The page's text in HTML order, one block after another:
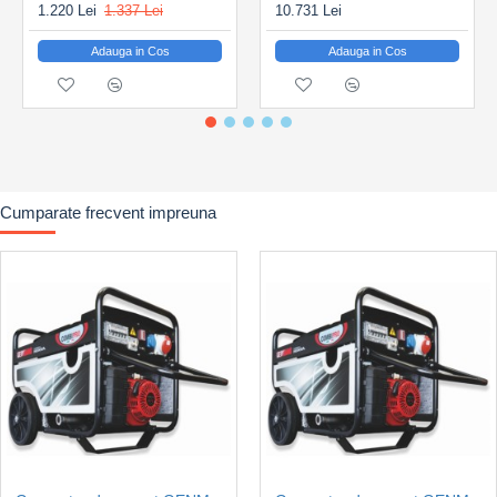
functionare. Carcasa este robusta, sasiul este vopsit cu
pulbere epoxidica pentru o rezistenta sporita la coroziune,
iar rotile cu diametru mare si suport dublu asigura
transportul fara efort chiar si pe teren accidentat.
- indicator nivel combustibil;
- filtru de combustibil
- izolatie electrica de clasa H pentru durabilitate si
siguranta ridicata;
Aceste detalii tehnice sporesc siguranta in exploatare si
contribuie la durabilitatea pe termen lung a generatorului.
Datorita puterii si stabilitatii de iesire, GENMAC CombiPro
G7900HEC-M este potrivit pentru:
electrice;
1.220 Lei 1.337 Lei
Adauga in Cos
10.731 Lei
Adauga in Cos
Cumparate frecvent impreuna